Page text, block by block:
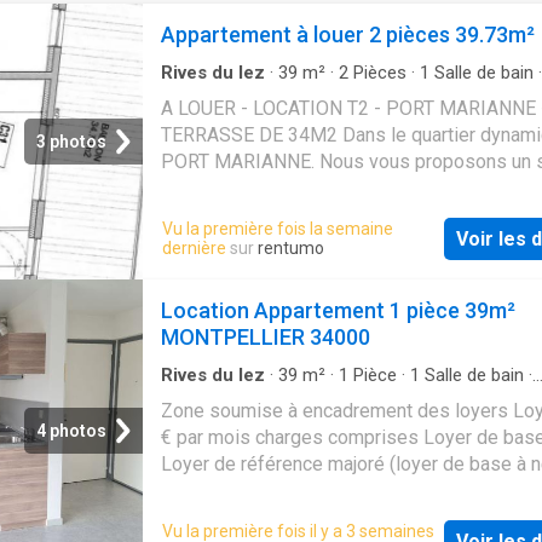
3 photos
Appartement à louer 2 pièces 39.73m²
Rives du lez · 39 m² · 2 Pièces · 1 Salle de bain ·
A LOUER - LOCATION T2 - PORT MARIANNE
TERRASSE DE 34M2 Dans le quartier
PORT MARIANNE. Nous vous proposons un
résidence récente. Cet appartement offre
surface habitable de 39m², comprenant un
cuisine aménagée, une chambre confortable,
terrasse pour profiter des beaux jours. La
dispose d'un ascenseur pour un accès facile
appartement. N'hésitez pas à venir visiter ce
charmant appartement situé au 3ème étage.
cadre de vie agréable et pratique vous
Montpellier. Contactez-nous dès maintenant
plus d'informations et pour organiser une
de 834,32 euros par mois charges
Vu la première fois la semaine
dernière surrentumo Voir les
4 photos
Location Appartement 1 pièce 39m²
MONTPELLIER 34000
Rives du lez · 39 m² · 1 Pièce · 1 Salle de bain ·
Zone soumise à encadrement des loyers
€ par mois charges comprises Loyer de
Loyer de référence majoré (loyer de base à
charges - régularisation annuelle Dépôt de
Vu la première fois il y a 3 semaines